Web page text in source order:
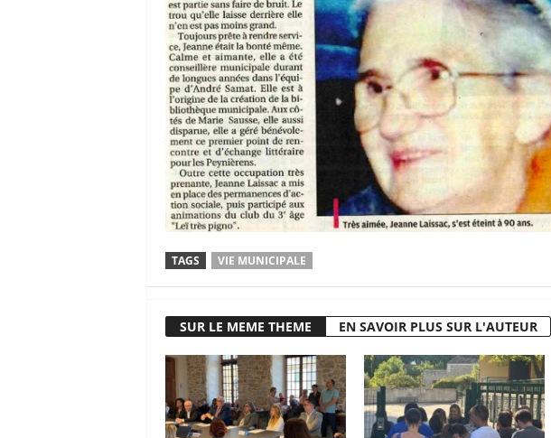
TAGS VIE MUNICIPALE
SUR LE MEME THEME EN SAVOIR PLUS SUR L'AUTEUR